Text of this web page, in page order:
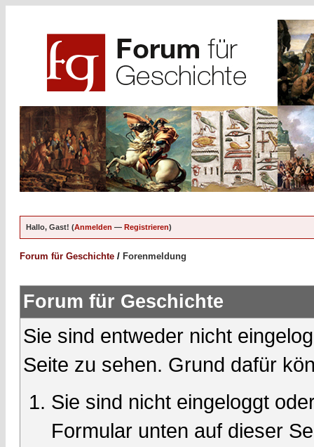
Hallo, Gast! (Anmelden — Registrieren)
Forum für Geschichte / Forenmeldung
Forum für Geschichte
Sie sind entweder nicht
Seite zu sehen. Grund dafür
Sie sind nicht eingeloggt
Formular unten auf dieser